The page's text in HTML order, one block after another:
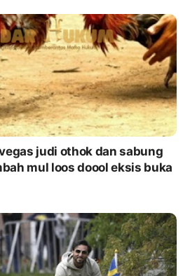
judi othok dan sabung
mul loos doool eksis buka